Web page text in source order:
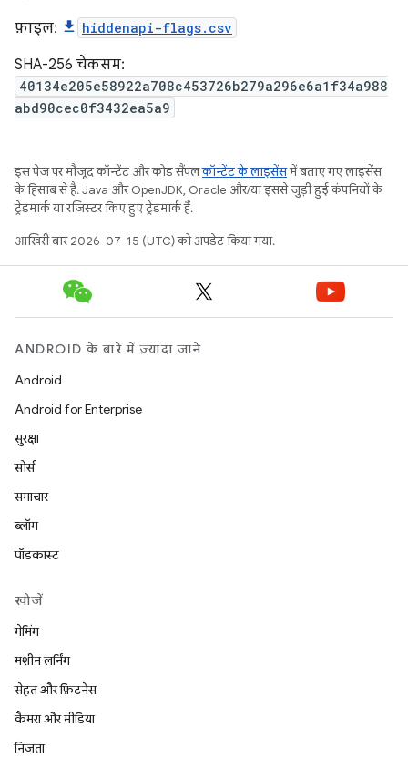
फ़ाइल: hiddenapi-flags.csv
SHA-256 चेकसम:
40134e205e58922a708c453726b279a296e6a1f34a988
abd90cec0f3432ea5a9
इस पेज पर मौजूद कॉन्टेंट और कोड सैंपलकॉन्टेंट के लाइसेंसमें बताए गए लाइसेंस
के हिसाब से हैं. Java और OpenJDK, Oracle और/या इससे जुड़ी हुई कंपनियों के
ट्रेडमार्क या रजिस्टर किए हुए ट्रेडमार्क हैं.
आखिरी बार 2026-07-15 (UTC) को अपडेट किया गया.
ANDROID के बारे में ज़्यादा जानें
Android
Android for Enterprise
सुरक्षा
सोर्स
समाचार
ब्लॉग
पॉडकास्ट
खोजें
गेमिंग
मशीन लर्निंग
सेहत और फ़िटनेस
कैमरा और मीडिया
निजता